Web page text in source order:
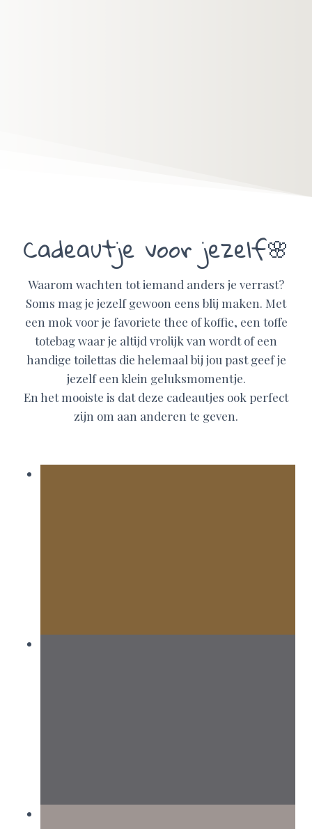
Cadeautje voor jezelf🌸
Waarom wachten tot iemand anders je verrast?
Soms mag je jezelf gewoon eens blij maken. Met
een mok voor je favoriete thee of koffie, een toffe
totebag waar je altijd vrolijk van wordt of een
handige toilettas die helemaal bij jou past geef je
jezelf een klein geluksmomentje.
En het mooiste is dat deze cadeautjes ook perfect
zijn om aan anderen te geven.